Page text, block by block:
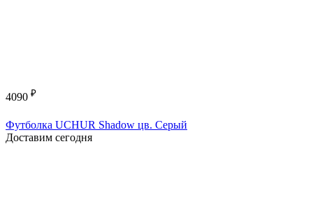
4090 ₽
Футболка UCHUR Shadow цв. Серый
Доставим сегодня